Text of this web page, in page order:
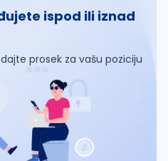
ispod ili iznad
prosek za vašu poziciju